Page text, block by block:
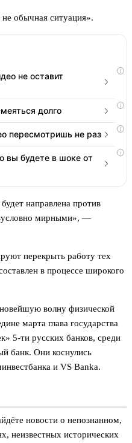
обычная ситуация».
i
не оставит
i
долго
i
пересмотришь не раз
i
вы будете в шоке от
направлена против
мирными», —
перекрыть работу тех
в процессе широкого
волну физической
марта глава государства
5-ти русских банков, среди
банк. Они коснулись
и VS Bankа.
новости о непознанном,
неизвестных исторических